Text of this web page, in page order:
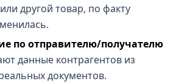
другой товар, по факту
по отправителю/получателю
данные контрагентов из
документов.